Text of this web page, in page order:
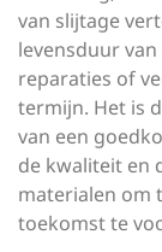
van slijtage
levensduur
reparaties of
termijn. Het is
van een
de kwaliteit en
materialen om
toekomst te